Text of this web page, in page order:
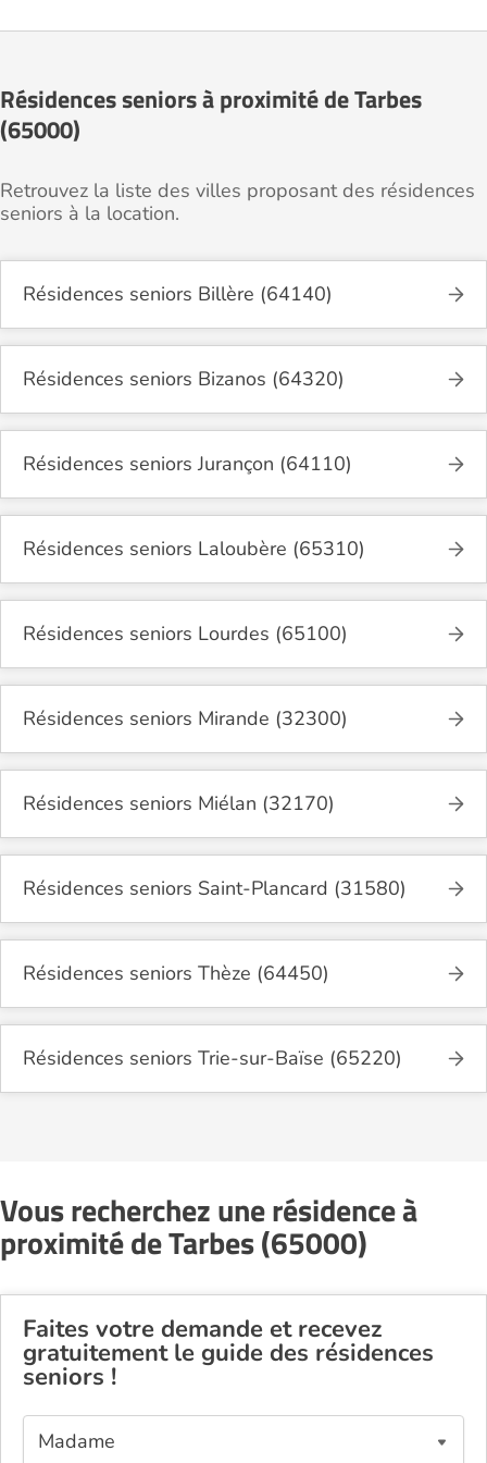
Résidences seniors à proximité de Tarbes
(65000)
Retrouvez la liste des villes proposant des résidences
seniors à la location.
Résidences seniors Billère (64140)
Résidences seniors Bizanos (64320)
Résidences seniors Jurançon (64110)
Résidences seniors Laloubère (65310)
Résidences seniors Lourdes (65100)
Résidences seniors Mirande (32300)
Résidences seniors Miélan (32170)
Résidences seniors Saint-Plancard (31580)
Résidences seniors Thèze (64450)
Résidences seniors Trie-sur-Baïse (65220)
Vous recherchez une résidence à
proximité de Tarbes (65000)
Faites votre demande et recevez
gratuitement le guide des résidences
seniors !